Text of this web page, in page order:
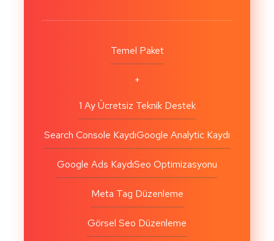
Temel Paket
+
1 Ay Ücretsiz Teknik Destek
Search Console KaydıGoogle Analytic Kaydı
Google Ads KaydıSeo Optimizasyonu
Meta Tag Düzenleme
Görsel Seo Düzenleme